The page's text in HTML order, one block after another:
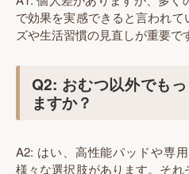
で効果を実感できると言われ
ズや生活習慣の見直しが重要で
Q2: おむつ以外でも
ますか？
A2: はい、高性能パッドや専
様々な選択肢があります。そ